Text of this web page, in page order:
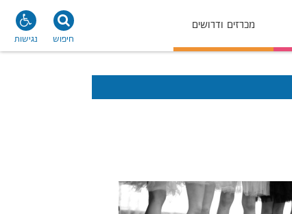
מכרזים ודרושים
נגישות חיפוש